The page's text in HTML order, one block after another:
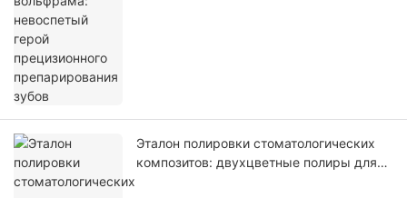
Эталон полировки стоматологических
композитов: двухцветные полиры для